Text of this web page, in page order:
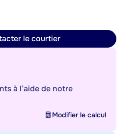
le courtier
à l’aide de notre
Modifier le calcul